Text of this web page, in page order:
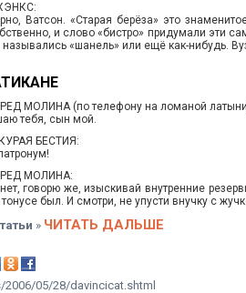
Ватсон. «Старая берёза» это
и слово «бистро» придумали эти
назывались «шанель» или ещё как-нибудь.
МОЛИНА (по телефону на ломаной
тебя, сын мой.
БЕСТИЯ:
МОЛИНА:
говорю же, изыскивай внутренние
был. И смотри, не упусти внучку с
» ЧИТАТЬ ДАЛЬШЕ
05/28/davincicat.shtml